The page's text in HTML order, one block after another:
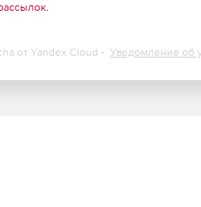
.
от Yandex Cloud - Уведомление об